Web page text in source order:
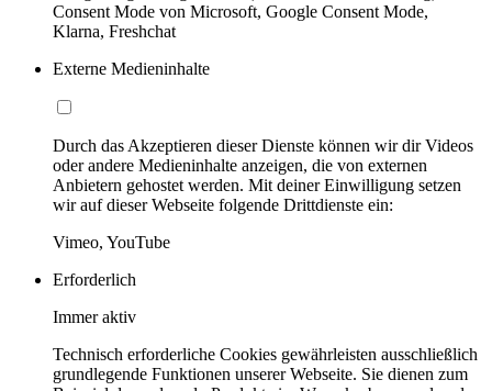
Consent Mode von Microsoft, Google Consent Mode,
Klarna, Freshchat
Externe Medieninhalte
Durch das Akzeptieren dieser Dienste können wir dir Videos
oder andere Medieninhalte anzeigen, die von externen
Anbietern gehostet werden. Mit deiner Einwilligung setzen
wir auf dieser Webseite folgende Drittdienste ein:
Vimeo, YouTube
Erforderlich
Immer aktiv
Technisch erforderliche Cookies gewährleisten ausschließlich
grundlegende Funktionen unserer Webseite. Sie dienen zum